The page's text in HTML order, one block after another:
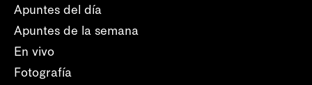
Apuntes del día
Apuntes de la semana
En vivo
Fotografía